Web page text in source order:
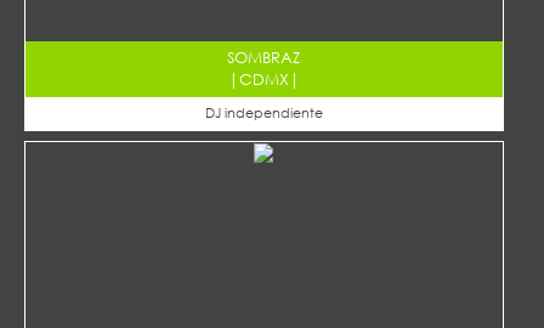
SOMBRAZ
| CDMX|
DJ independiente